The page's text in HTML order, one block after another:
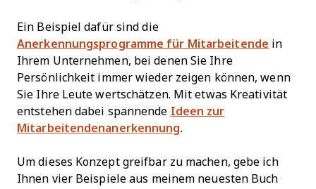
Ein Beispiel dafür sind die
Anerkennungsprogramme für Mitarbeitende in
Ihrem Unternehmen, bei denen Sie Ihre
Persönlichkeit immer wieder zeigen können, wenn
Sie Ihre Leute wertschätzen. Mit etwas Kreativität
entstehen dabei spannende Ideen zur
Mitarbeitendenanerkennung.
Um dieses Konzept greifbar zu machen, gebe ich
Ihnen vier Beispiele aus meinem neuesten Buch